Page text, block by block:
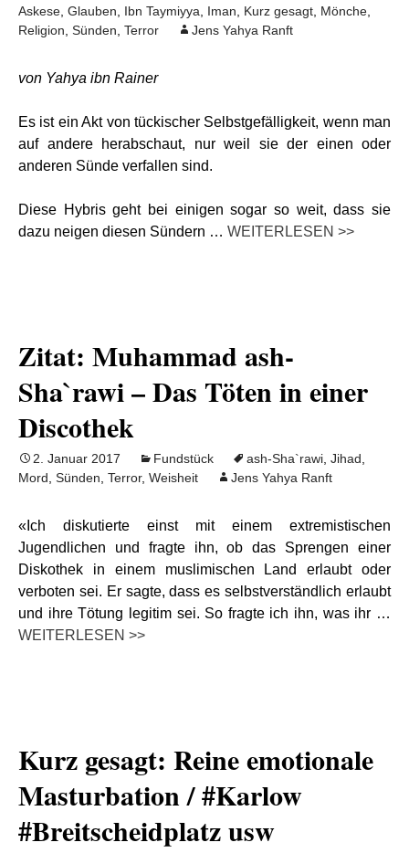
Askese Glauben Ibn Taymiyya Iman Kurz gesagt Mönche
Religion Sünden Terror Jens Yahya Ranft
von Yahya ibn Rainer
Es ist ein Akt von tückischer Selbstgefälligkeit, wenn man
auf andere herabschaut, nur weil sie der einen oder
anderen Sünde verfallen sind.
Diese Hybris geht bei einigen sogar so weit, dass sie
dazu neigen diesen Sündern … WEITERLESEN >>
Zitat: Muhammad ash-
Sha`rawi – Das Töten in einer
Discothek
2. Januar 2017 Fundstück ash-Sha`rawi Jihad
Mord Sünden Terror, Weisheit Jens Yahya Ranft
«Ich diskutierte einst mit einem extremistischen
Jugendlichen und fragte ihn, ob das Sprengen einer
Diskothek in einem muslimischen Land erlaubt oder
verboten sei. Er sagte, dass es selbstverständlich erlaubt
und ihre Tötung legitim sei. So fragte ich ihn, was ihr …
WEITERLESEN >>
Kurz gesagt: Reine emotionale
Masturbation / #Karlow
#Breitscheidplatz usw